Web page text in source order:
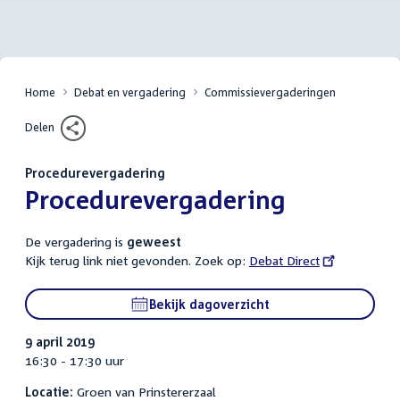
Home Debat en vergadering Commissievergaderingen
Delen
Procedurevergadering
:Procedurevergadering
De vergadering is geweest
Kijk terug link niet gevonden. Zoek op: External
Debat Direct
Bekijk dagoverzicht
9 april 2019
16:30 - 17:30 uur
Locatie: Groen van Prinstererzaal